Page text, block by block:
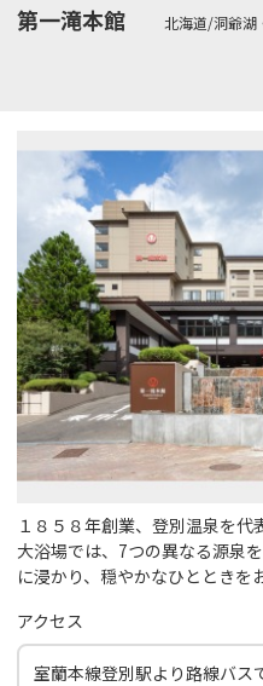
第一滝本館
北海道/洞爺湖
１８５８年創業、登別温泉を
大浴場では、7つの異なる源泉
に浸かり、穏やかなひとときを
アクセス
室蘭本線登別駅より路線バス